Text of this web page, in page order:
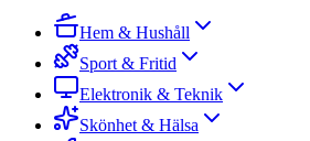
Hem & Hushåll
Sport & Fritid
Elektronik & Teknik
Skönhet & Hälsa